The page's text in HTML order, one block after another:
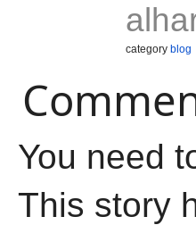
category blog
You need
This story